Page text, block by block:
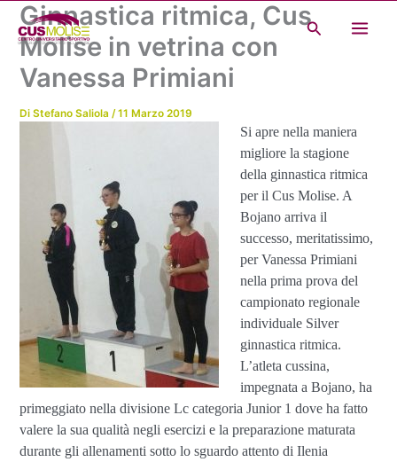
contenuto
Cerca
Ginnastica ritmica, Cus
Molise in vetrina con
Vanessa Primiani
DiStefano Saliola/11 Marzo 2019
Si apre nella maniera
migliore la stagione
della ginnastica ritmica
per il Cus Molise. A
Bojano arriva il
successo, meritatissimo,
per Vanessa Primiani
nella prima prova del
campionato regionale
individuale Silver
ginnastica ritmica.
L’atleta cussina,
impegnata a Bojano, ha
primeggiato nella divisione Lc categoria Junior 1 dove ha fatto
valere la sua qualità negli esercizi e la preparazione maturata
durante gli allenamenti sotto lo sguardo attento di Ilenia